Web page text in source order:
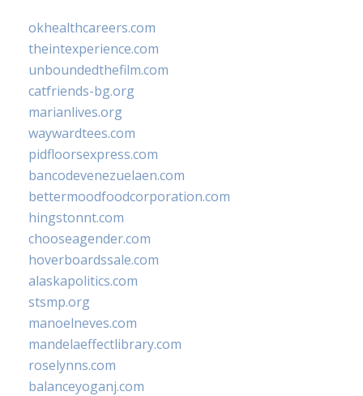
okhealthcareers.com
theintexperience.com
unboundedthefilm.com
catfriends-bg.org
marianlives.org
waywardtees.com
pidfloorsexpress.com
bancodevenezuelaen.com
bettermoodfoodcorporation.com
hingstonnt.com
chooseagender.com
hoverboardssale.com
alaskapolitics.com
stsmp.org
manoelneves.com
mandelaeffectlibrary.com
roselynns.com
balanceyoganj.com